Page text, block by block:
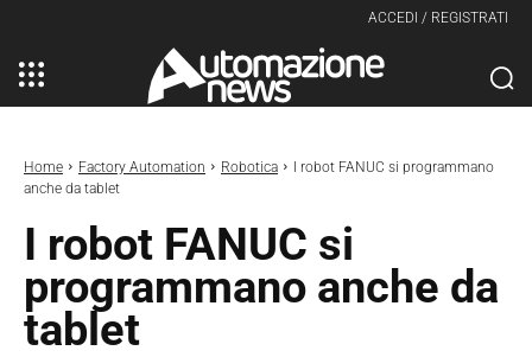
ACCEDI / REGISTRATI
Home Factory Automation Robotica
I robot FANUC si programmano
anche da tablet
I robot FANUC si
programmano anche da
tablet